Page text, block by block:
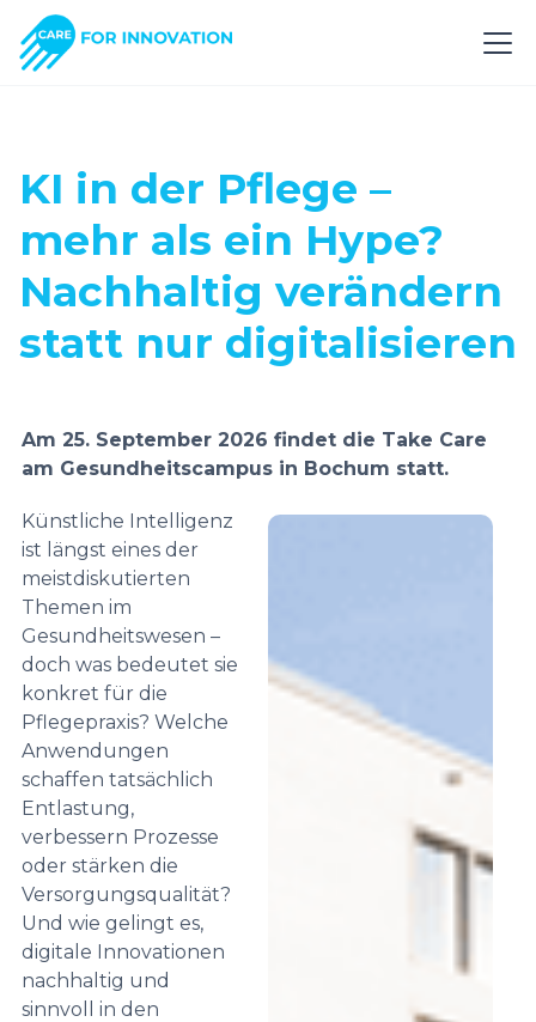
KI in der Pflege –
mehr als ein Hype?
Nachhaltig verändern
statt nur digitalisieren
Am 25. September 2026 findet die Take Care
am Gesundheitscampus in Bochum statt.
Künstliche Intelligenz
ist längst eines der
meistdiskutierten
Themen im
Gesundheitswesen –
doch was bedeutet sie
konkret für die
Pflegepraxis? Welche
Anwendungen
schaffen tatsächlich
Entlastung,
verbessern Prozesse
oder stärken die
Versorgungsqualität?
Und wie gelingt es,
digitale Innovationen
nachhaltig und
sinnvoll in den